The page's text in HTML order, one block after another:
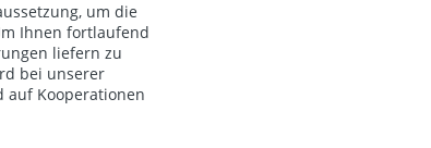
um die
Ihnen fortlaufend
liefern zu
bei unserer
auf Kooperationen